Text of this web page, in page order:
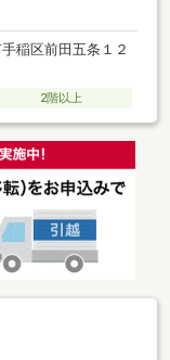
稲区前田五条１２
2階以上